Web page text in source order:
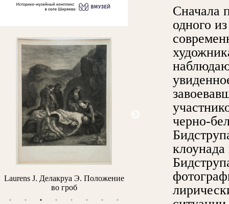
Laurens J. Делакруа Э. Положение
во гроб
Верещагин П.П. Вид
Новгорода
Сначала
одного
черно-